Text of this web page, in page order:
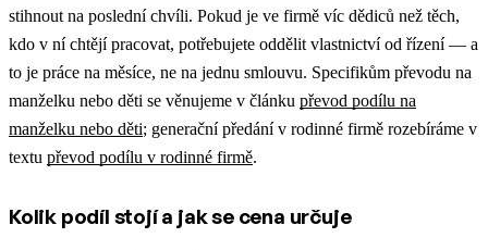
stihnout na poslední chvíli. Pokud je ve firmě víc dědiců než těch,
kdo v ní chtějí pracovat, potřebujete oddělit vlastnictví od řízení — a
to je práce na měsíce, ne na jednu smlouvu. Specifikům převodu na
manželku nebo děti se věnujeme v článku převod podílu na
manželku nebo děti; generační předání v rodinné firmě rozebíráme v
textu převod podílu v rodinné firmě.
Kolik podíl stojí a jak se cena určuje